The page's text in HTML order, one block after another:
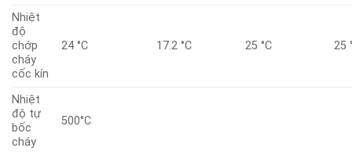
Nhiệt
độ
chớp
cháy
cốc kín
24 °C 17.2 °C 25 °C 25
Nhiệt
độ tự
bốc
cháy
500°C